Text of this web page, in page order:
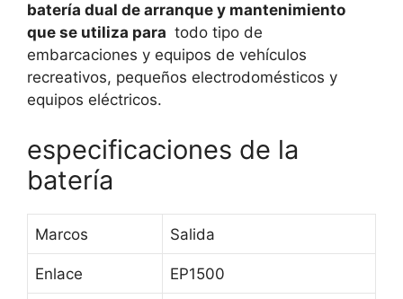
batería dual de arranque y mantenimiento
que se utiliza para todo tipo de
embarcaciones y equipos de vehículos
recreativos, pequeños electrodomésticos y
equipos eléctricos.
especificaciones de la
batería
Marcos Salida
Enlace EP1500